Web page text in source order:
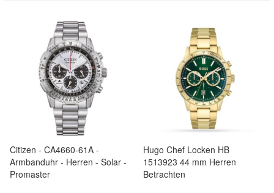
Citizen - CA4660-61A -
Armbanduhr - Herren - Solar -
Promaster
Hugo Chef Locken HB
1513923 44 mm Herren
Betrachten